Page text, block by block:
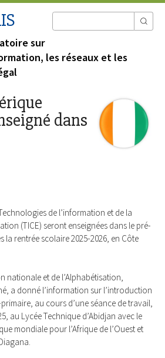
sur
les réseaux et les
dans
de l’information et de la
(TICE) seront enseignées dans le pré-
la rentrée scolaire 2025-2026, en Côte
nationale et de l’Alphabétisation,
a donné l’information sur l’introduction
au cours d’une séance de travail,
au Lycée Technique d’Abidjan avec le
mondiale pour l’Afrique de l’Ouest et